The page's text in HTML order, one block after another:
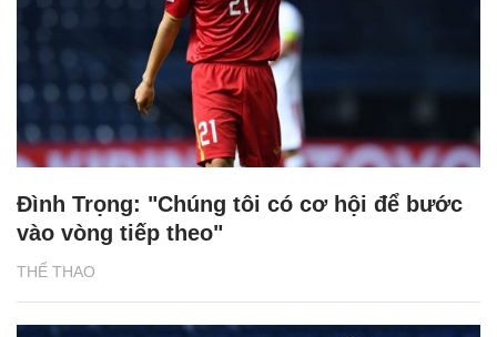
THỂ THAO
Đình Trọng: "Chúng tôi có cơ hội để bước
vào vòng tiếp theo"